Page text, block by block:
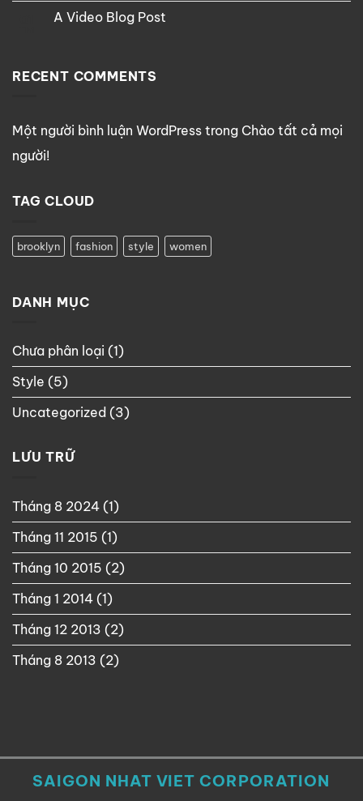
A Video Blog Post
RECENT COMMENTS
Một người bình luận WordPress trong Chào tất cả mọi
người!
TAG CLOUD
brooklyn fashion style women
DANH MỤC
Chưa phân loại (1)
Style (5)
Uncategorized (3)
LƯU TRỮ
Tháng 8 2024 (1)
Tháng 11 2015 (1)
Tháng 10 2015 (2)
Tháng 1 2014 (1)
Tháng 12 2013 (2)
Tháng 8 2013 (2)
SAIGON NHAT VIET CORPORATION